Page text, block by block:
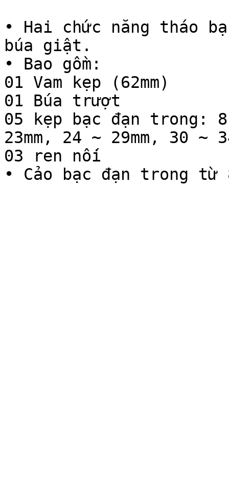
• Hai chức năng tháo
búa giật.
• Bao gồm:
01 Vam kẹp (62mm)
01 Búa trượt
05 kẹp bạc đạn trong: 8
23mm, 24 ~ 29mm, 30 ~
03 ren nối